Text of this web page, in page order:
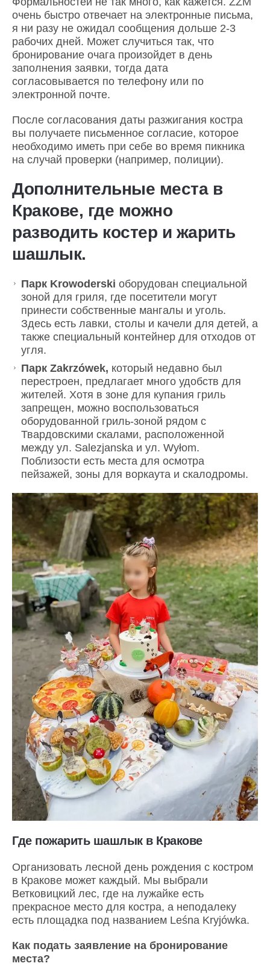
очень быстро отвечает на электронные письма,
я ни разу не ожидал сообщения дольше 2-3
рабочих дней. Может случиться так, что
бронирование очага произойдет в день
заполнения заявки, тогда дата
согласовывается по телефону или по
электронной почте.
После согласования даты разжигания костра
вы получаете письменное согласие, которое
необходимо иметь при себе во время пикника
на случай проверки (например, полиции).
Дополнительные места в
Кракове, где можно
разводить костер и жарить
шашлык.
Парк Krowoderski оборудован специальной
зоной для гриля, где посетители могут
принести собственные мангалы и уголь.
Здесь есть лавки, столы и качели для детей, а
также специальный контейнер для отходов от
угля.
Парк Zakrzówek, который недавно был
перестроен, предлагает много удобств для
жителей. Хотя в зоне для купания гриль
запрещен, можно воспользоваться
оборудованной гриль-зоной рядом с
Твардовскими скалами, расположенной
между ул. Salezjanska и ул. Wyłom.
Поблизости есть места для осмотра
пейзажей, зоны для воркаута и скалодромы.
Где пожарить шашлык в Кракове
Организовать лесной день рождения с костром
в Кракове может каждый. Мы выбрали
Ветковицкий лес, где на лужайке есть
прекрасное место для костра, а неподалеку
есть площадка под названием Leśna Kryjówka.
Как подать заявление на бронирование
места?